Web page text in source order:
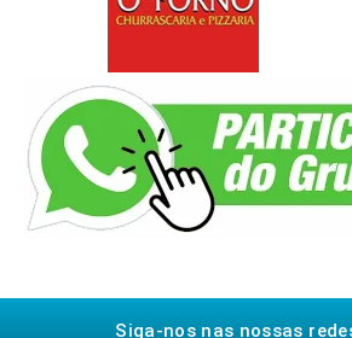
Siga-nos nas nossas